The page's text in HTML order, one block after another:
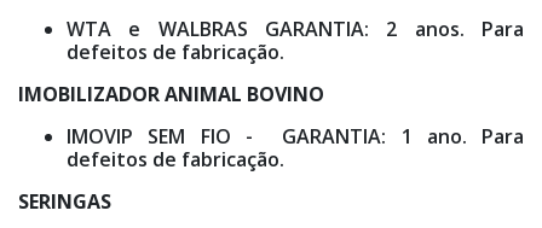
WTA e WALBRAS GARANTIA: 2 anos. Para
defeitos de fabricação.
IMOBILIZADOR ANIMAL BOVINO
IMOVIP SEM FIO - GARANTIA: 1 ano. Para
defeitos de fabricação.
SERINGAS